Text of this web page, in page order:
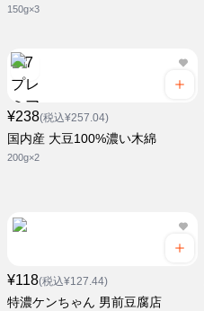
150g×3
¥238(税込¥257.04)
国内産 大豆100%濃い木綿
200g×2
¥118(税込¥127.44)
特濃ケンちゃん 男前豆腐店